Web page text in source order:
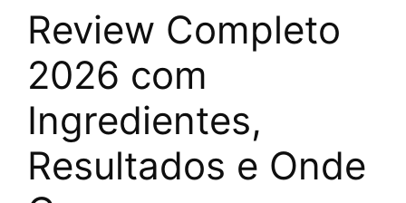
Review Completo
2026 com
Ingredientes,
Resultados e Onde